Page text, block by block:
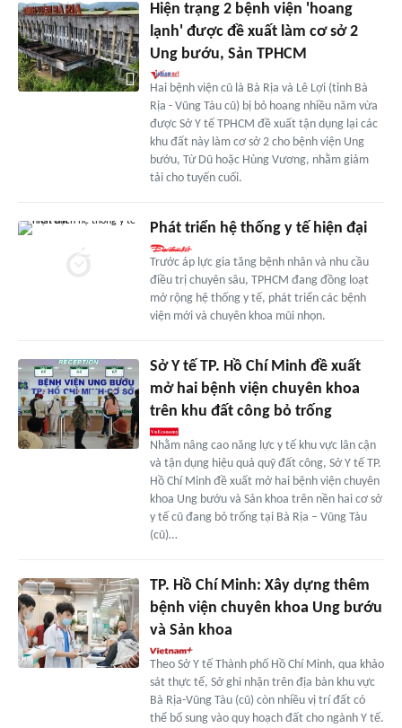
Hiện trạng 2 bệnh viện 'hoang
lạnh' được đề xuất làm cơ sở 2
Ung bướu, Sản TPHCM
Hai bệnh viện cũ là Bà Rịa và Lê Lợi (tỉnh Bà
Rịa - Vũng Tàu cũ) bị bỏ hoang nhiều năm vừa
được Sở Y tế TPHCM đề xuất tận dụng lại các
khu đất này làm cơ sở 2 cho bệnh viện Ung
bướu, Từ Dũ hoặc Hùng Vương, nhằm giảm
tải cho tuyến cuối.
Phát triển hệ thống y tế hiện đại
Trước áp lực gia tăng bệnh nhân và nhu cầu
điều trị chuyên sâu, TPHCM đang đồng loạt
mở rộng hệ thống y tế, phát triển các bệnh
viện mới và chuyên khoa mũi nhọn.
Sở Y tế TP. Hồ Chí Minh đề xuất
mở hai bệnh viện chuyên khoa
trên khu đất công bỏ trống
Nhằm nâng cao năng lực y tế khu vực lân cận
và tận dụng hiệu quả quỹ đất công, Sở Y tế TP.
Hồ Chí Minh đề xuất mở hai bệnh viện chuyên
khoa Ung bướu và Sản khoa trên nền hai cơ sở
y tế cũ đang bỏ trống tại Bà Rịa – Vũng Tàu
(cũ)…
TP. Hồ Chí Minh: Xây dựng thêm
bệnh viện chuyên khoa Ung bướu
và Sản khoa
Theo Sở Y tế Thành phố Hồ Chí Minh, qua khảo
sát thực tế, Sở ghi nhận trên địa bàn khu vực
Bà Rịa-Vũng Tàu (cũ) còn nhiều vị trí đất có
thể bổ sung vào quy hoạch đất cho ngành Y tế.